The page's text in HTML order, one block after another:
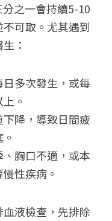
之一會持續5-10
可取。尤其遇到
：
多次發生，或每
。
降，導致日間疲
胸口不適，或本
性疾病。
液檢查，先排除